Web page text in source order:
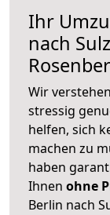
Ihr
nach
Wir
stressig
helfen, sich
machen zu
haben
Ihnen ohne
Berlin nach